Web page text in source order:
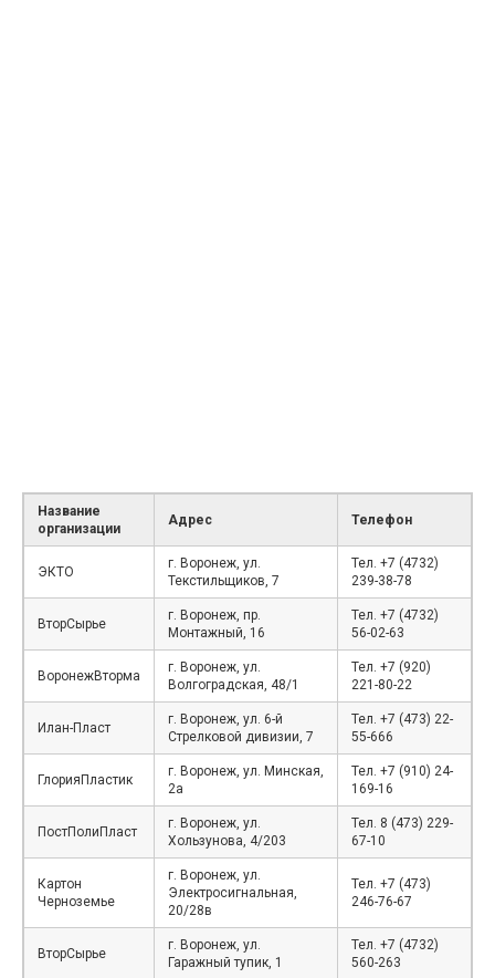
Название
организации
Адрес Телефон
ЭКТО
г. Воронеж, ул.
Текстильщиков, 7
Тел. +7 (4732)
239-38-78
ВторСырье
г. Воронеж, пр.
Монтажный, 16
Тел. +7 (4732)
56-02-63
ВоронежВторма
г. Воронеж, ул.
Волгоградская, 48/1
Тел. +7 (920)
221-80-22
Илан-Пласт
г. Воронеж, ул. 6-й
Стрелковой дивизии, 7
Тел. +7 (473) 22-
55-666
ГлорияПластик
г. Воронеж, ул. Минская,
2а
Тел. +7 (910) 24-
169-16
ПостПолиПласт
г. Воронеж, ул.
Хользунова, 4/203
Тел. 8 (473) 229-
67-10
Картон
Черноземье
г. Воронеж, ул.
Электросигнальная,
20/28в
Тел. +7 (473)
246-76-67
ВторСырье
г. Воронеж, ул.
Гаражный тупик, 1
Тел. +7 (4732)
560-263